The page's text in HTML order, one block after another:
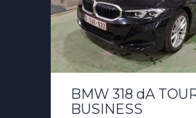
BMW 318 dA
BUSINESS